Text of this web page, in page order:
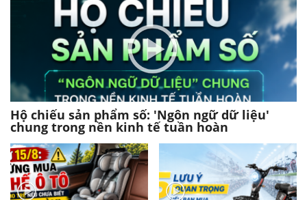
Hộ chiếu sản phẩm số: 'Ngôn ngữ dữ liệu'
chung trong nền kinh tế tuần hoàn